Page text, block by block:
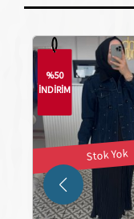
%50
İNDİRİM
Stok Yok